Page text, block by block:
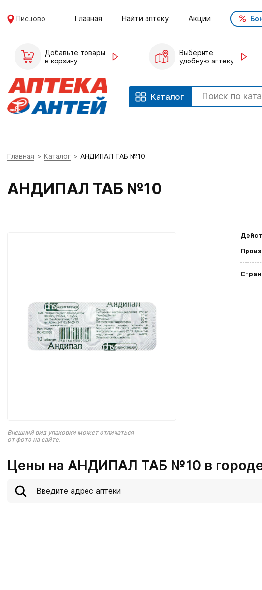
Писцово Главная Найти аптеку Акции
Добавьте товары
в корзину
Выберите
удобную аптеку
Каталог
Главная Каталог АНДИПАЛ ТАБ №10
АНДИПАЛ ТАБ №10
Внешний вид упаковки может отличаться
от фото на сайте.
Цены на АНДИПАЛ ТАБ №10 в